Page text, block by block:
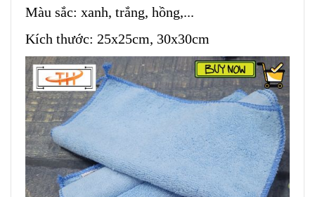
Màu sắc: xanh, trắng, hồng,...
Kích thước: 25x25cm, 30x30cm